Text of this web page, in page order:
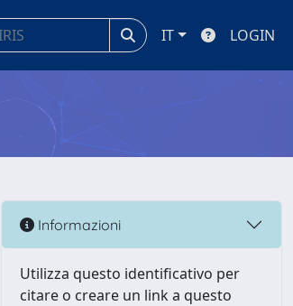
IT LOGIN
Informazioni
Utilizza questo identificativo per
citare o creare un link a questo